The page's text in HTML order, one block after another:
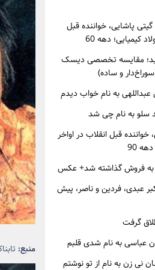
منبع:
پاشایی، خواننده قبل
کیمیایی؛ دهه 60
مقایسه تخصصی دیسک
و ساده)
به نام خواب دیدم
سلو به نام چی شد
قبل انقلاب در اواخر
90
به فروش گذاشته شد+ عکس
عبدی، فردین و ناصر، پیش
گرفت
عباسی به نام شدی قلبم
نی زن به نام از تو نوشتم